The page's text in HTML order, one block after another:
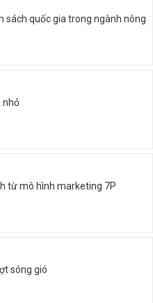
sách quốc gia trong ngành nông
nhỏ
từ mô hình marketing 7P
sóng gió